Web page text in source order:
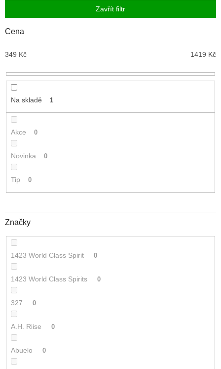
í
p
d
u
k
Zavřít filtr
Cena
349 Kč 1419 Kč
Na skladě 1
Akce 0
Novinka 0
Tip 0
Značky
1423 World Class Spirit 0
1423 World Class Spirits 0
327 0
A.H. Riise 0
Abuelo 0